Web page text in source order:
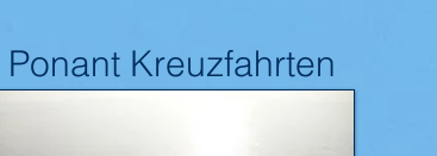
Ponant Kreuzfahrten